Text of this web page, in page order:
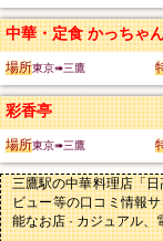
中華・定食 かっちゃ
場所東京➠三鷹
彩香亭
場所東京➠三鷹
三鷹駅の中華料理店「
ビュー等の口コミ情報
能なお店 · カジュアル